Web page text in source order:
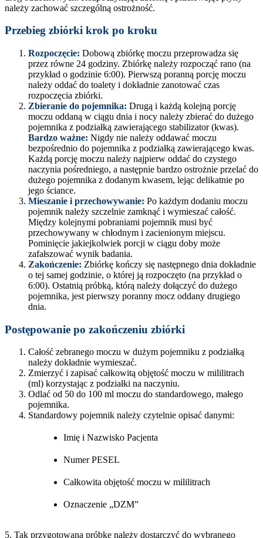
należy zachować szczególną ostrożność.
Przebieg zbiórki krok po kroku
Rozpoczęcie: Dobową zbiórkę moczu przeprowadza się
przez równe 24 godziny. Zbiórkę należy rozpocząć rano (na
przykład o godzinie 6:00). Pierwszą poranną porcję moczu
należy oddać do toalety i dokładnie zanotować czas
rozpoczęcia zbiórki.
Zbieranie do pojemnika: Drugą i każdą kolejną porcję
moczu oddaną w ciągu dnia i nocy należy zbierać do dużego
pojemnika z podziałką zawierającego stabilizator (kwas).
Bardzo ważne: Nigdy nie należy oddawać moczu
bezpośrednio do pojemnika z podziałką zawierającego kwas.
Każdą porcję moczu należy najpierw oddać do czystego
naczynia pośredniego, a następnie bardzo ostrożnie przelać do
dużego pojemnika z dodanym kwasem, lejąc delikatnie po
jego ściance.
Mieszanie i przechowywanie: Po każdym dodaniu moczu
pojemnik należy szczelnie zamknąć i wymieszać całość.
Między kolejnymi pobraniami pojemnik musi być
przechowywany w chłodnym i zacienionym miejscu.
Pominięcie jakiejkolwiek porcji w ciągu doby może
zafałszować wynik badania.
Zakończenie: Zbiórkę kończy się następnego dnia dokładnie
o tej samej godzinie, o której ją rozpoczęto (na przykład o
6:00). Ostatnią próbką, którą należy dołączyć do dużego
pojemnika, jest pierwszy poranny mocz oddany drugiego
dnia.
Postępowanie po zakończeniu zbiórki
Całość zebranego moczu w dużym pojemniku z podziałką
należy dokładnie wymieszać.
Zmierzyć i zapisać całkowitą objętość moczu w mililitrach
(ml) korzystając z podziałki na naczyniu.
Odlać od 50 do 100 ml moczu do standardowego, małego
pojemnika.
Standardowy pojemnik należy czytelnie opisać danymi:
Imię i Nazwisko Pacjenta
Numer PESEL
Całkowita objętość moczu w mililitrach
Oznaczenie „DZM”
5. Tak przygotowaną próbkę należy dostarczyć do wybranego